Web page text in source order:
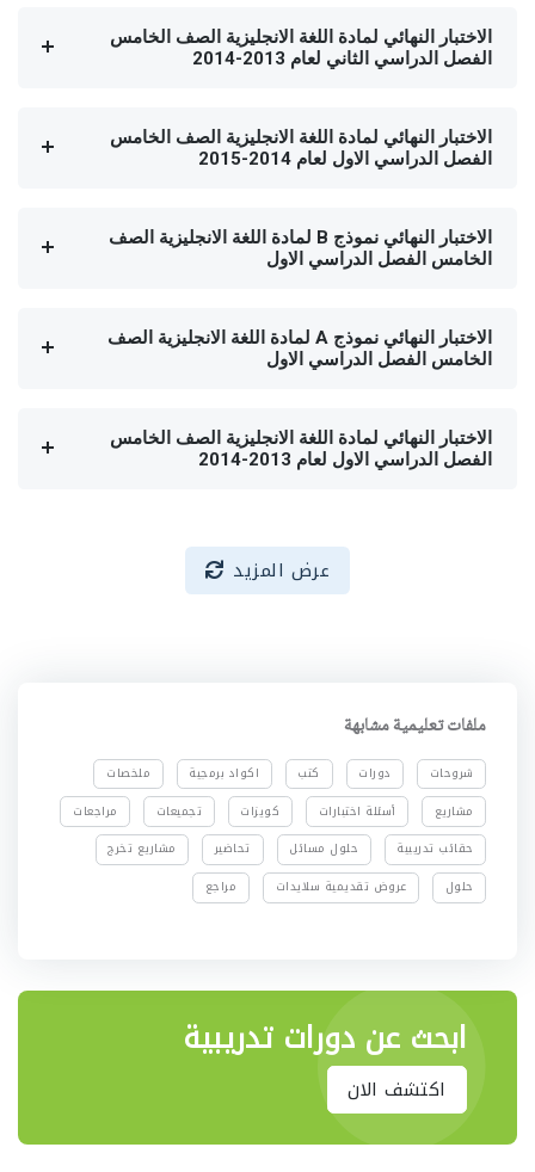
الاختبار النهائي لمادة اللغة الانجليزية الصف الخامس
الفصل الدراسي الثاني لعام 2013-2014
الاختبار النهائي لمادة اللغة الانجليزية الصف الخامس
الفصل الدراسي الاول لعام 2014-2015
الاختبار النهائي نموذج B لمادة اللغة الانجليزية الصف
الخامس الفصل الدراسي الاول
الاختبار النهائي نموذج A لمادة اللغة الانجليزية الصف
الخامس الفصل الدراسي الاول
الاختبار النهائي لمادة اللغة الانجليزية الصف الخامس
الفصل الدراسي الاول لعام 2013-2014
عرض المزيد
ملفات تعليمية مشابهة
شروحات دورات كتب اكواد برمجية
ملخصات
مشاريع
أسئلة اختبارات كويزات تجميعات
مراجعات
حقائب تدريبية
حلول مسائل تحاضير
مشاريع تخرج
حلول
عروض تقديمية سلايدات مراجع
ابحث عن دورات تدريبية
اكتشف الان